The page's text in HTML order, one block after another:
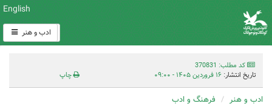
English
ادب و هنر
کد مطلب: 370831
تاریخ انتشار: ۱۶ فروردین ۱۴۰۵ - ۰۹:۰۰ چاپ
ادب و هنر فرهنگ و ادب